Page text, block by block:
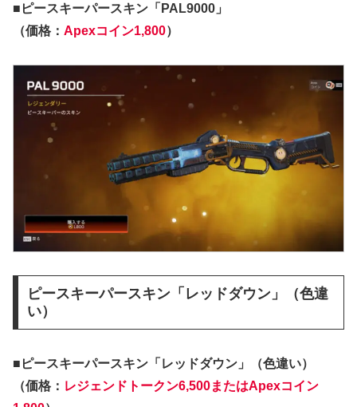
■ピースキーパースキン「PAL9000」
（価格： Apexコイン1,800）
ピースキーパースキン「レッドダウン」（色違
い）
■ピースキーパースキン「レッドダウン」（色違い）
（価格： レジェンドトークン6,500またはApexコイン